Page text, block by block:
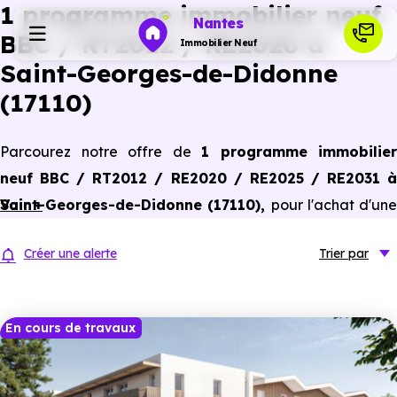
Nantes
Immobilier Neuf
Programmes neufs
Investir
Ressources
Financer
1 programme immobilier neuf
BBC / RT2012 / RE2020 à
Saint-Georges-de-Didonne
(17110)
Parcourez notre offre de 1 programme immobilier
neuf BBC / RT2012 / RE2020 / RE2025 / RE2031 à
Saint-Georges-de-Didonne (17110), pour l'achat d'une
conforme aux dernières normes de performances
Voir +
Créer une alerte Trier par
En cours de travaux